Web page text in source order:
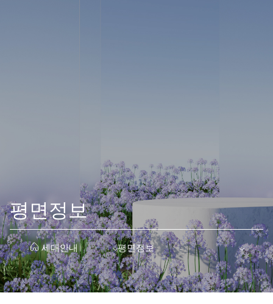
평면정보
세대안내 평면정보